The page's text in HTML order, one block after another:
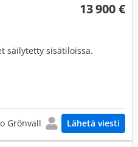
13 900 €
säilytetty sisätiloissa.
Grönvall Lähetä viesti